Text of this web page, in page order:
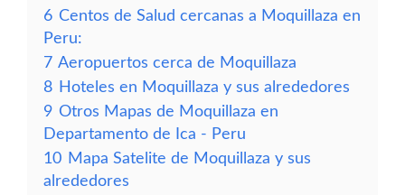
6 Centos de Salud cercanas a Moquillaza en
Peru:
7 Aeropuertos cerca de Moquillaza
8 Hoteles en Moquillaza y sus alrededores
9 Otros Mapas de Moquillaza en
Departamento de Ica - Peru
10 Mapa Satelite de Moquillaza y sus
alrededores